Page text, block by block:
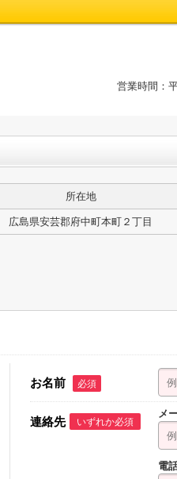
営業時間：
所在地
広島県安芸郡府中町本町２丁目
お名前 必須
連絡先 いずれか必須
メ
電